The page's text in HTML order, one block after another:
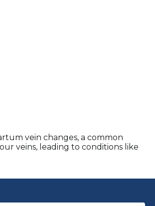
vein changes, a common
veins, leading to conditions like